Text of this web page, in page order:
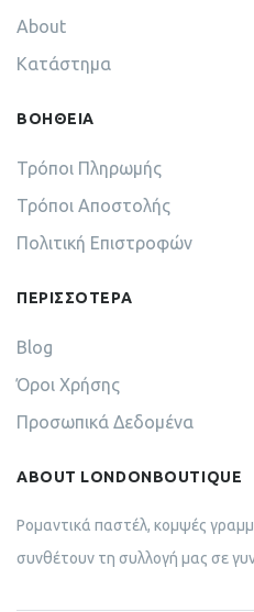
About
Κατάστημα
ΒΟΗΘΕΙΑ
Τρόποι Πληρωμής
Τρόποι Αποστολής
Πολιτική Επιστροφών
ΠΕΡΙΣΣΟΤΕΡΑ
Blog
Όροι Χρήσης
Προσωπικά Δεδομένα
ABOUT LONDONBOUTIQUE
Ρομαντικά παστέλ, κομψές
συνθέτουν τη συλλογή μας σε